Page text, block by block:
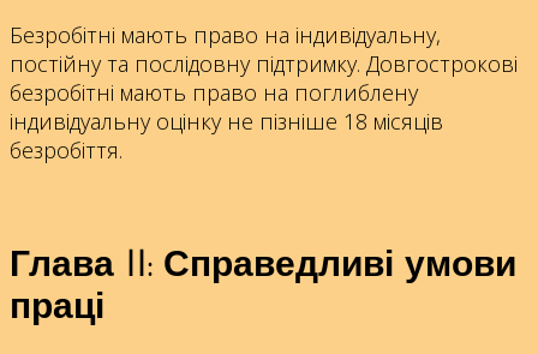
Безробітні мають право на індивідуальну,
постійну та послідовну підтримку. Довгострокові
безробітні мають право на поглиблену
індивідуальну оцінку не пізніше 18 місяців
безробіття.
Глава II: Справедливі умови
праці